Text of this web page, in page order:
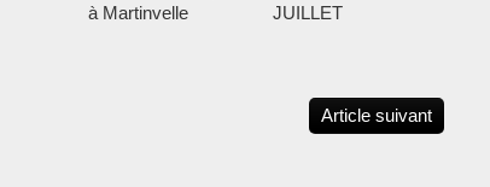
à Martinvelle
JUILLET
Article suivant